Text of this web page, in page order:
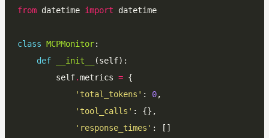
from datetime import
class MCPMonitor
def
__init__
        self
.metrics =
'total_tokens' : 0
'tool_calls'
'response_times'